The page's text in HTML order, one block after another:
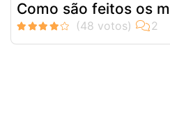
Como são feitos os